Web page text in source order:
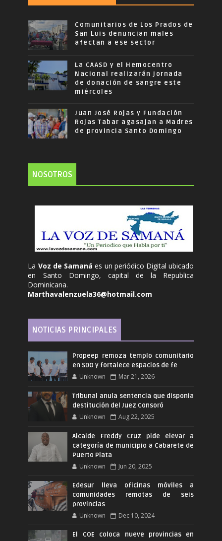
Comunitarios de Los Prados de
San Luis denuncian males
afectan a ese sector
La CAASD y el Hemocentro
Nacional realizarán jornada
de donación de sangre este
miércoles
Juan José Rojas y Fundación
Rojas Tabar agasajan a Madres
de provincia Santo Domingo
NOSOTROS
La Voz de Samanáes un periódico Digital ubicado
en Santo Domingo, capital de la Republica
Dominicana.
Marthavalenzuela36@hotmail.com
NOTICIAS PRINCIPALES
Propeep remoza templo comunitario
en SDO y fortalece espacios de fe
Unknown Mar 21, 2026
Tribunal anula sentencia que disponia
destitución del Juez Consoró
Unknown Aug 22, 2025
Alcalde Freddy Cruz pide elevar a
categoría de municipio a Cabarete de
Puerto Plata
Unknown Jun 20, 2025
Edesur lleva oficinas móviles a
comunidades remotas de seis
provincias
Unknown Dec 10, 2024
El COE coloca nueve provincias en